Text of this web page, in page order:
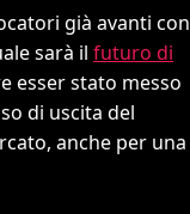
già avanti con
sarà il futuro di
esser stato messo
di uscita del
anche per una